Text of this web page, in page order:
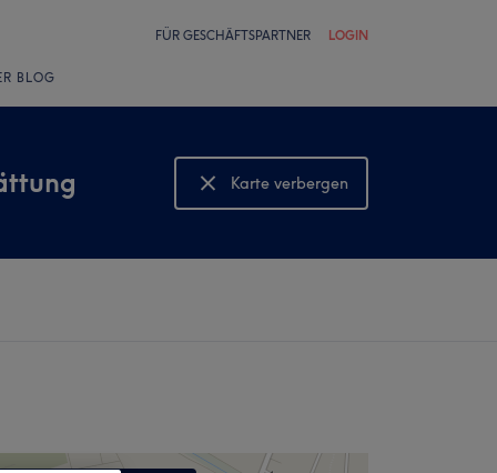
FÜR GESCHÄFTSPARTNER LOGIN
BLOG
Karte verbergen
Karte anzeigen